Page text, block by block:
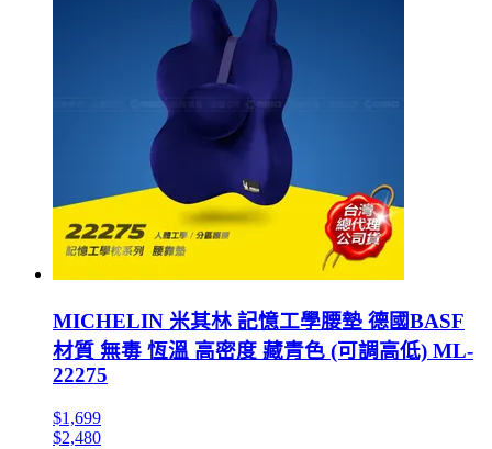
MICHELIN 米其林 記憶工學腰墊 德國BASF
材質 無毒 恆溫 高密度 藏青色 (可調高低) ML-
22275
$1,699
$2,480